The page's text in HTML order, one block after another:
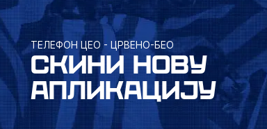
ТЕЛЕФОН ЦЕО - ЦРВЕНО-БЕО
СКИНИ НОВУ
АПЛИКАЦИЈУ